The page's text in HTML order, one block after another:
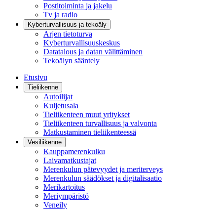
Postitoiminta ja jakelu
Tv ja radio
Kyberturvallisuus ja tekoäly
Arjen tietoturva
Kyberturvallisuuskeskus
Datatalous ja datan välittäminen
Tekoälyn sääntely
Etusivu
Tieliikenne
Autoilijat
Kuljetusala
Tieliikenteen muut yritykset
Tieliikenteen turvallisuus ja valvonta
Matkustaminen tieliikenteessä
Vesiliikenne
Kauppamerenkulku
Laivamatkustajat
Merenkulun pätevyydet ja meriterveys
Merenkulun säädökset ja digitalisaatio
Merikartoitus
Meriympäristö
Veneily